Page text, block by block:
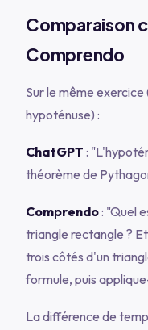
Comparaison
Comprendo
Sur le même
hypoténuse) :
ChatGPT :
théorème de
Comprendo: "Quel
triangle rectangle ?
trois côtés d'un
formule, puis
La différence de